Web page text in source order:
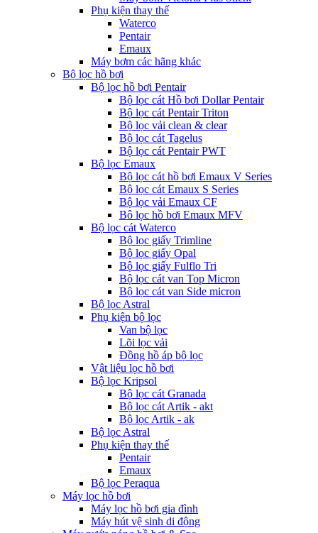
Phụ kiện thay thế
Waterco
Pentair
Emaux
Máy bơm các hãng khác
Bộ lọc hồ bơi
Bộ lọc hồ bơi Pentair
Bộ lọc cát Hồ bơi Dollar Pentair
Bộ lọc cát Pentair Triton
Bộ lọc vải clean & clear
Bộ lọc cát Tagelus
Bộ lọc cát Pentair PWT
Bộ lọc Emaux
Bộ lọc cát hồ bơi Emaux V Series
Bộ lọc cát Emaux S Series
Bộ lọc vải Emaux CF
Bô lọc hồ bơi Emaux MFV
Bộ lọc cát Waterco
Bộ lọc giấy Trimline
Bộ lọc giấy Opal
Bộ lọc giấy Fulflo Tri
Bộ lọc cát van Top Micron
Bộ lọc cát van Side micron
Bộ lọc Astral
Phụ kiện bộ lọc
Van bộ lọc
Lõi lọc vải
Đồng hồ áp bộ lọc
Vật liệu lọc hồ bơi
Bộ lọc Kripsol
Bộ lọc cát Granada
Bộ lọc cát Artik - akt
Bộ lọc Artik - ak
Bộ lọc Astral
Phụ kiện thay thế
Pentair
Emaux
Bộ lọc Peraqua
Máy lọc hồ bơi
Máy lọc hồ bơi gia đình
Máy hút vệ sinh di động